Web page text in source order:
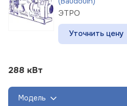
ЭТРО
Уточнить цену
288 кВт
Модель